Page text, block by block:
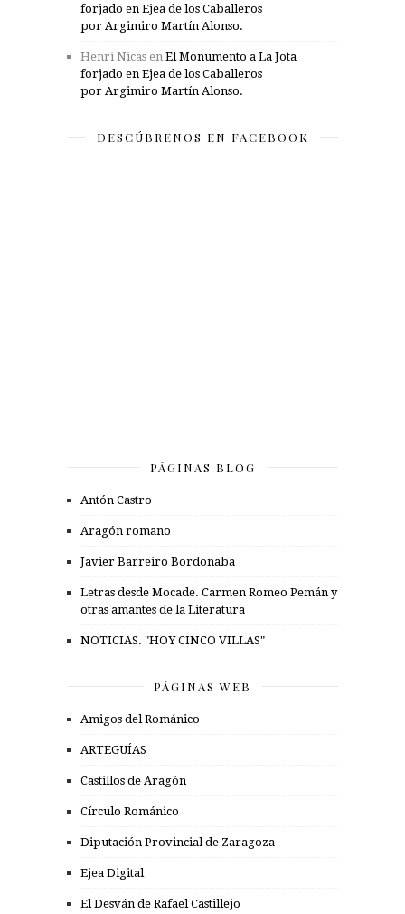
forjado en Ejea de los Caballeros
por Argimiro Martín Alonso.
Henri Nicas en El Monumento a La Jota
forjado en Ejea de los Caballeros
por Argimiro Martín Alonso.
DESCÚBRENOS EN FACEBOOK
PÁGINAS BLOG
Antón Castro
Aragón romano
Javier Barreiro Bordonaba
Letras desde Mocade. Carmen Romeo Pemán y
otras amantes de la Literatura
NOTICIAS. "HOY CINCO VILLAS"
PÁGINAS WEB
Amigos del Románico
ARTEGUÍAS
Castillos de Aragón
Círculo Románico
Diputación Provincial de Zaragoza
Ejea Digital
El Desván de Rafael Castillejo